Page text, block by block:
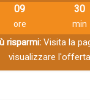
09
ore
30
min
risparmi:Visita la
visualizzare l'offerta